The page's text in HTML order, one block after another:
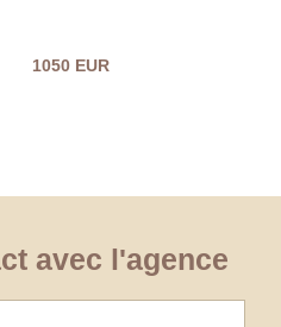
1050 EUR
avec l'agence